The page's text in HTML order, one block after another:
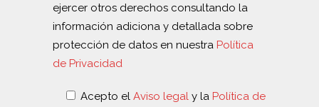
ejercer otros derechos consultando la
información adiciona y detallada sobre
protección de datos en nuestra Política
de Privacidad
Acepto el Aviso legal y la Política de